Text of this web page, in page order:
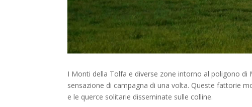
I Monti della Tolfa e diverse zone intorno al poligono
sensazione di campagna di una volta. Queste fattorie
e le querce solitarie disseminate sulle colline.